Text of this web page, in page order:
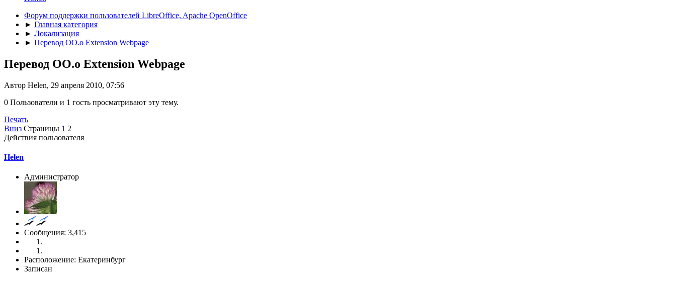
Форум поддержки пользователей LibreOffice, Apache OpenOffice
► Главная категория
► Локализация
► Перевод OO.o Extension Webpage
Перевод OO.o Extension Webpage
Автор Helen, 29 апреля 2010, 07:56
0 Пользователи и 1 гость просматривают эту тему.
Печать
Вниз Страницы 1 2
Действия пользователя
Helen
Администратор
Сообщения: 3,415
Расположение: Екатеринбург
Записан